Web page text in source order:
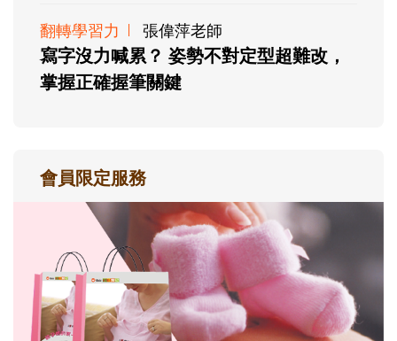
翻轉學習力 張偉萍老師
寫字沒力喊累？ 姿勢不對定型超難改，
掌握正確握筆關鍵
會員限定服務